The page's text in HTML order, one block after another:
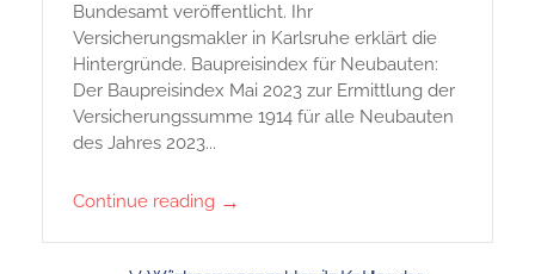
Bundesamt veröffentlicht. Ihr
Versicherungsmakler in Karlsruhe erklärt die
Hintergründe. Baupreisindex für Neubauten:
Der Baupreisindex Mai 2023 zur Ermittlung der
Versicherungssumme 1914 für alle Neubauten
des Jahres 2023...
Continue reading →